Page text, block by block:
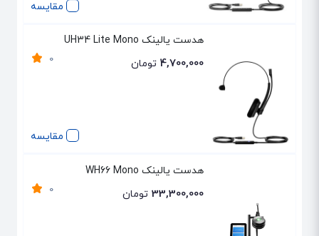
مقایسه
مقایسه
هدست یالینک UH34 Lite Mono
0 4,700,000 تومان
هدست یالینک WH66 Mono
0 33,300,000 تومان